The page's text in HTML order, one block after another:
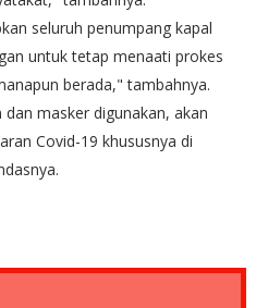
seluruh penumpang kapal
untuk tetap menaati prokes
berada," tambahnya.
masker digunakan, akan
Covid-19 khususnya di